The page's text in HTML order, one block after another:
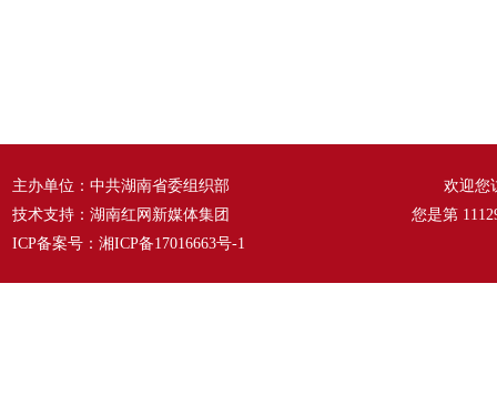
主办单位：中共湖南省委组织部
技术支持：湖南红网新媒体集团
ICP备案号： 湘ICP备17016663号-1
欢迎您
您是第